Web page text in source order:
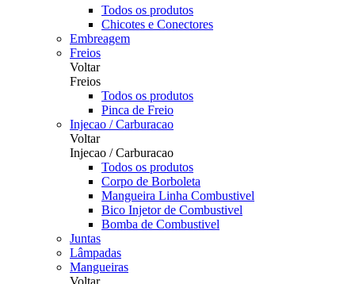
Todos os produtos
Chicotes e Conectores
Embreagem
Freios
Voltar
Freios
Todos os produtos
Pinca de Freio
Injecao / Carburacao
Voltar
Injecao / Carburacao
Todos os produtos
Corpo de Borboleta
Mangueira Linha Combustivel
Bico Injetor de Combustivel
Bomba de Combustivel
Juntas
Lâmpadas
Mangueiras
Voltar